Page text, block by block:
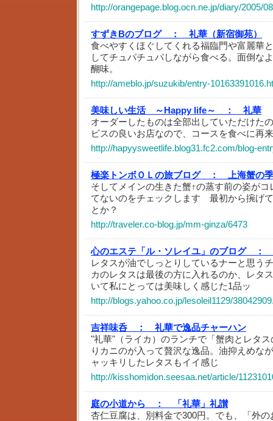
http://orangepage.blog.ocn.ne.jp/diary/2005/
すずきBのブログ ：
礼華（新宿御苑）
食べやすくほぐしてくれる福臨門や富麗華
してチュパチュパしながら食べる。面倒な
醐味。
http://ameblo.jp/suzukib/entry-
美味しい生活 ～Happy life～ ：
礼華
オーダーしたものは全部出していただけた
ビスの良いお店なので、コースを食べに再
http://hapyysweetlife.blog31.fc2.com/blog-
極楽トンボＯＬの旅ブログ ：
上海蟹の
そしてメインの生きた蟹↑の蒸す前の姿が
てないのをチェックします 最初から捥げ
とか？
http://traveler.co-blog.jp/mm-ginza/6473
心のエステ「ル・ソレイユ」のブログ ：
レタスが油でしっとりしているナーと思う
カのレタスは最後の方に入れるのか、レタ
いて私にとっては美味しく感じた1品ッ
http://blogs.yahoo.co.jp/lesoleil1129/
吉祥味呑 ：
礼華で逸品チャーハン
"礼華"（ライカ）のランチで「蟹肉とレタ
りカニのが入って贅沢な逸品。油抑えめな
ャッキリしたレタスもイイ感じ
http://kisshomidon.seesaa.net/article/
庭の小道から ：
「礼華」礼讃
杏仁豆腐は、別料金で300円。でも、「外